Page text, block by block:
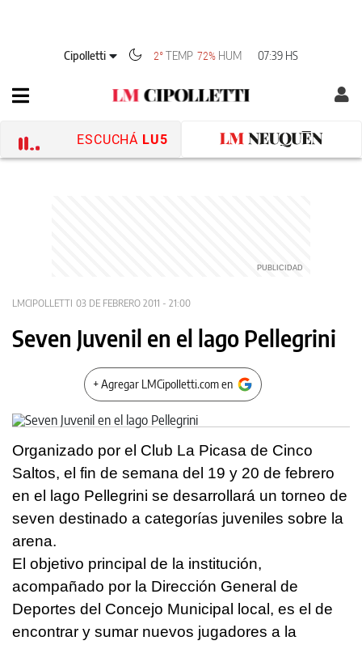
Cipolletti 2°TEMP 72% HUM 07:39 HS
ESCUCHÁ LU5
LMCIPOLLETTI 03 DE FEBRERO 2011 - 21:00
Seven Juvenil en el lago Pellegrini
+ Agregar LMCipolletti.com en
Organizado por el Club La Picasa de Cinco
Saltos, el fin de semana del 19 y 20 de febrero
en el lago Pellegrini se desarrollará un torneo de
seven destinado a categorías juveniles sobre la
arena.
El objetivo principal de la institución,
acompañado por la Dirección General de
Deportes del Concejo Municipal local, es el de
encontrar y sumar nuevos jugadores a la